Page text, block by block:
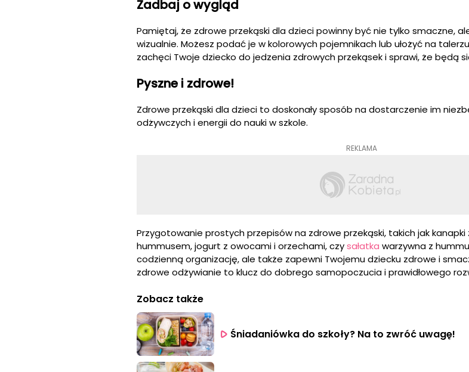
Zadbaj o wygląd
Pamiętaj, że zdrowe przekąski dla dzieci powinny być nie tylko smaczne,
wizualnie. Możesz podać je w kolorowych pojemnikach lub ułożyć na
zachęci Twoje dziecko do jedzenia zdrowych przekąsek i sprawi, że będą
Pyszne i zdrowe!
Zdrowe przekąski dla dzieci to doskonały sposób na dostarczenie im
odżywczych i energii do nauki w szkole.
REKLAMA
Przygotowanie prostych przepisów na zdrowe przekąski, takich jak kanapki
hummusem, jogurt z owocami i orzechami, czysałatka warzywna z
codzienną organizację, ale także zapewni Twojemu dziecku zdrowe i
zdrowe odżywianie to klucz do dobrego samopoczucia i prawidłowego
Zobacz także
Śniadaniówka do szkoły? Na to zwróć uwagę!